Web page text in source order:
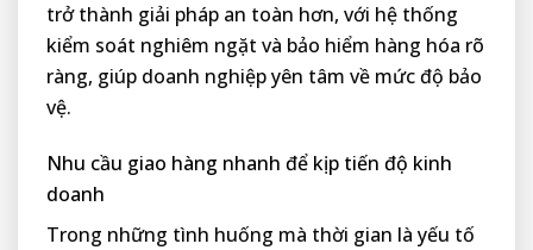
trở thành giải pháp an toàn hơn, với hệ thống
kiểm soát nghiêm ngặt và bảo hiểm hàng hóa rõ
ràng, giúp doanh nghiệp yên tâm về mức độ bảo
vệ.
Nhu cầu giao hàng nhanh để kịp tiến độ kinh
doanh
Trong những tình huống mà thời gian là yếu tố